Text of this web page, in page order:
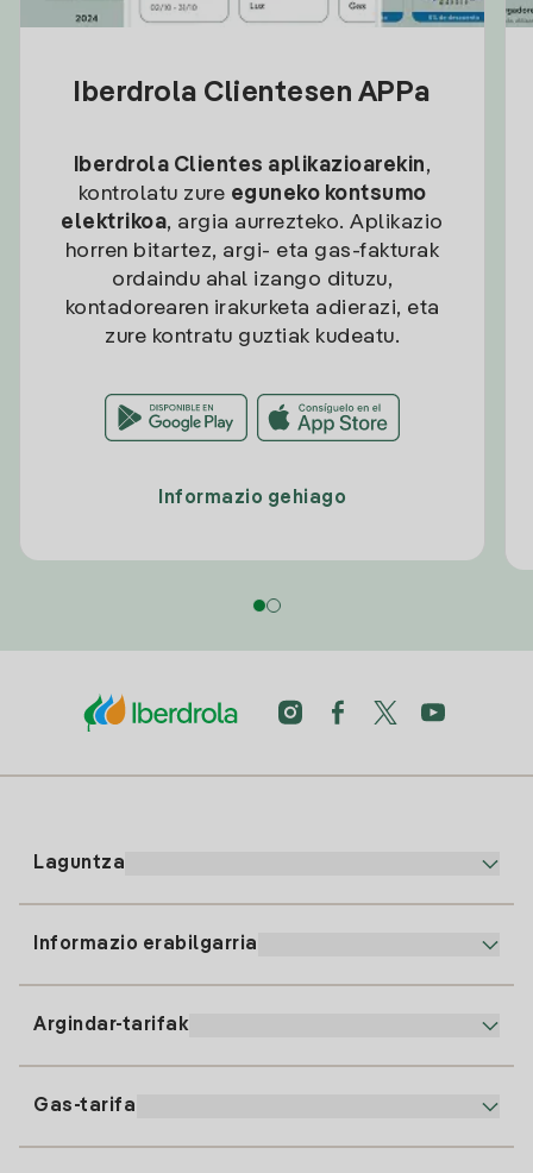
Iberdrola Clientesen APPa
Iberdrola Clientes aplikazioarekin,
kontrolatu zure eguneko kontsumo
elektrikoa, argia aurrezteko. Aplikazio
horren bitartez, argi- eta gas-fakturak
ordaindu ahal izango dituzu,
kontadorearen irakurketa adierazi, eta
zure kontratu guztiak kudeatu.
Informazio gehiago
Laguntza
91 919 52 73
clientes@tuiberdrola.es
Informazio erabilgarria
Argindar-tarifak
Gas-tarifa